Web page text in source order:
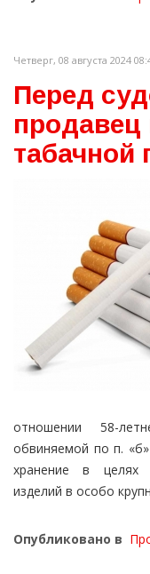
Четверг, 08 августа 2024
Перед
продавец
табачной
отношении 58-
обвиняемой по п.
хранение в целях
изделий в особо
Опубликовано в